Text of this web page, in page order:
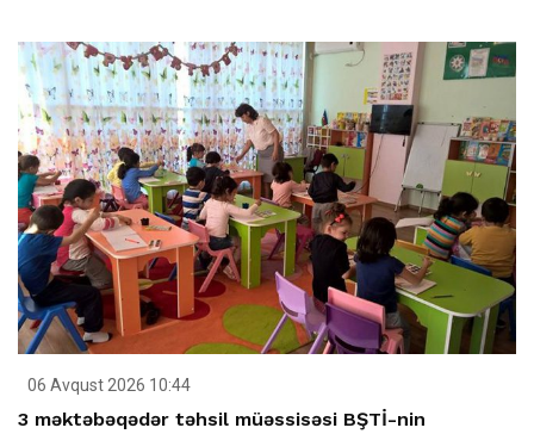
06 Avqust 2026 10:44
3 məktəbəqədər təhsil müəssisəsi BŞTİ-nin